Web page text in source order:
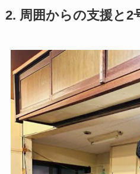
2. 周囲からの支援と2